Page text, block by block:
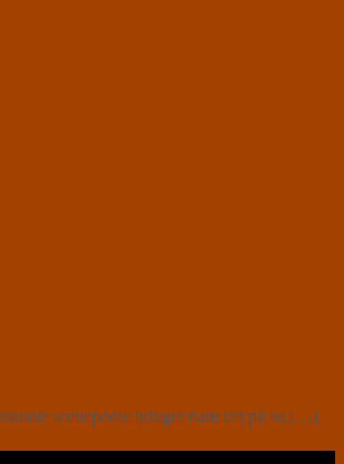
scenepodie bringer ham tæt på os,[…]